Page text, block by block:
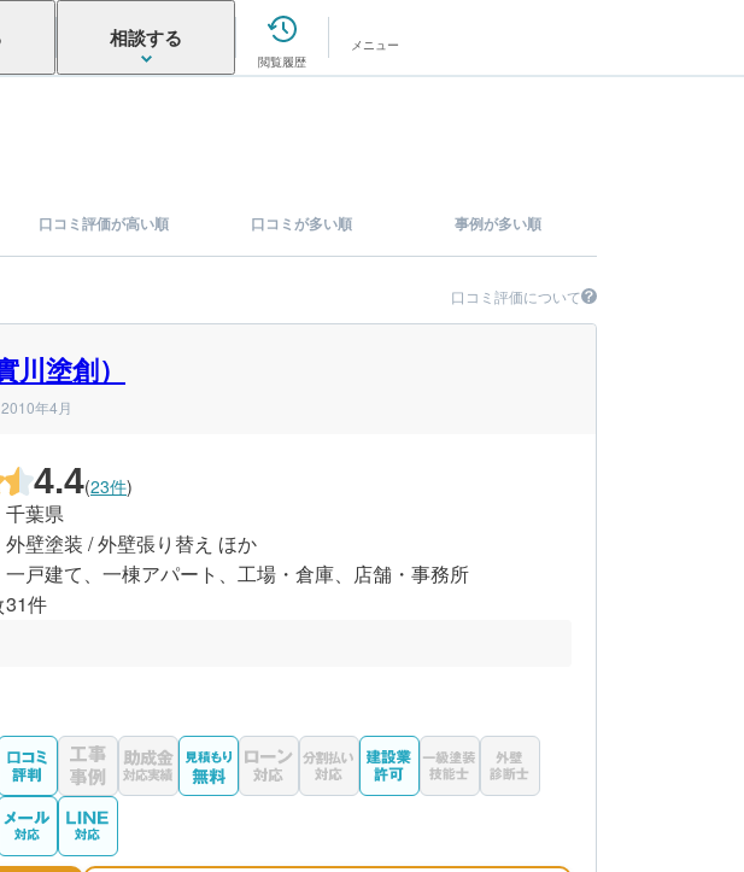
相談する
閲覧履歴
メニュー
口コミ評価が高い順 口コミが多い順 事例が多い順
口コミ評価について
塗創）
年4月
4.4(23件)
千葉県
外壁塗装 / 外壁張り替え ほか
一戸建て、一棟アパート、工場・倉庫、店舗・事務所
31件